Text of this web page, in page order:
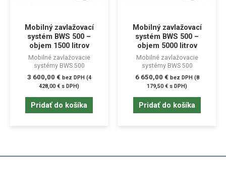
Mobilný zavlažovací
systém BWS 500 –
objem 1500 litrov
Mobilné zavlažovacie
systémy BWS 500
3 600,00 € bez DPH (4
428,00€ s DPH)
Pridať do košíka
Mobilný zavlažovací
systém BWS 500 –
objem 5000 litrov
Mobilné zavlažovacie
systémy BWS 500
6 650,00 € bez DPH (8
179,50€ s DPH)
Pridať do košíka